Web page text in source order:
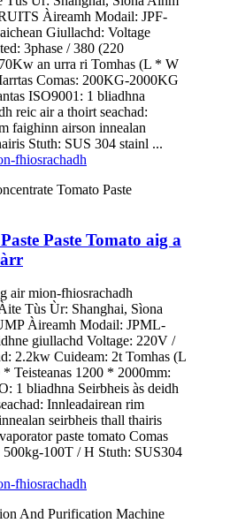
Àireamh Modail: JPF-
Giullachd: Voltage
3phase / 380 (220
an urra ri Tomhas (L * W
Comas: 200KG-2000KG
ISO9001: 1 bliadhna
reic air a thoirt seachad:
faighinn airson innealan
Stuth: SUS 304 stainl ...
fhiosrachadh
Paste Tomato aig a
air mion-fhiosrachadh
Tùs Ùr: Shanghai, Sìona
Àireamh Modail: JPML-
giullachd Voltage: 220V /
2.2kw Cuideam: 2t Tomhas (L
Teisteanas 1200 * 2000mm:
1 bliadhna Seirbheis às deidh
Innleadairean rim
seirbheis thall thairis
paste tomato Comas
500kg-100T / H Stuth: SUS304
fhiosrachadh